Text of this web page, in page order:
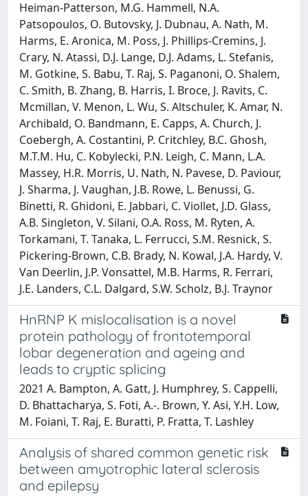
Heiman-Patterson, M.G. Hammell, N.A.
Patsopoulos, O. Butovsky, J. Dubnau, A. Nath, M.
Harms, E. Aronica, M. Poss, J. Phillips-Cremins, J.
Crary, N. Atassi, D.J. Lange, D.J. Adams, L. Stefanis,
M. Gotkine, S. Babu, T. Raj, S. Paganoni, O. Shalem,
C. Smith, B. Zhang, B. Harris, I. Broce, J. Ravits, C.
Mcmillan, V. Menon, L. Wu, S. Altschuler, K. Amar, N.
Archibald, O. Bandmann, E. Capps, A. Church, J.
Coebergh, A. Costantini, P. Critchley, B.C. Ghosh,
M.T.M. Hu, C. Kobylecki, P.N. Leigh, C. Mann, L.A.
Massey, H.R. Morris, U. Nath, N. Pavese, D. Paviour,
J. Sharma, J. Vaughan, J.B. Rowe, L. Benussi, G.
Binetti, R. Ghidoni, E. Jabbari, C. Viollet, J.D. Glass,
A.B. Singleton, V. Silani, O.A. Ross, M. Ryten, A.
Torkamani, T. Tanaka, L. Ferrucci, S.M. Resnick, S.
Pickering-Brown, C.B. Brady, N. Kowal, J.A. Hardy, V.
Van Deerlin, J.P. Vonsattel, M.B. Harms, R. Ferrari,
J.E. Landers, C.L. Dalgard, S.W. Scholz, B.J. Traynor
HnRNP K mislocalisation is a novel
protein pathology of frontotemporal
lobar degeneration and ageing and
leads to cryptic splicing
2021 A. Bampton, A. Gatt, J. Humphrey, S. Cappelli,
D. Bhattacharya, S. Foti, A.-. Brown, Y. Asi, Y.H. Low,
M. Foiani, T. Raj, E. Buratti, P. Fratta, T. Lashley
Analysis of shared common genetic risk
between amyotrophic lateral sclerosis
and epilepsy